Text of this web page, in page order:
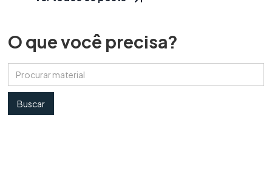
O que você precisa?